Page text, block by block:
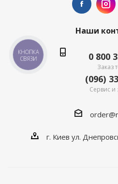
Наши
0 800
Заказ
(096)
Сервис и
г. Киев ул.
КНОПКА
СВЯЗИ